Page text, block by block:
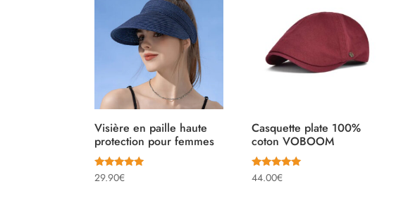
Visière en paille haute
protection pour femmes
Note
4.79
29.90€
Casquette plate 100%
coton VOBOOM
Note
4.88
44.00€